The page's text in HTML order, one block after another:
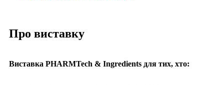
Про виставку
Виставка PHARMTech & Ingredients для тих, хто: